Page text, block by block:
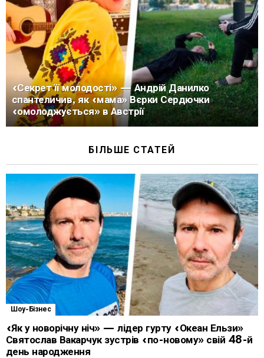
«Секрет її молодості» — Андрій Данилко
спантеличив, як «мама» Вєрки Сердючки
«омолоджується» в Австрії
БІЛЬШЕ СТАТЕЙ
Шоу-Бізнес
«Як у новорічну ніч» — лідер гурту «Океан Ельзи»
Святослав Вакарчук зустрів «по-новому» свій 48-й
день народження